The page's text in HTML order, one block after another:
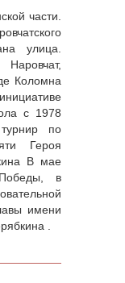
части.
улица.
Коломна
с 1978
по
Героя
В мае
в
имени
.